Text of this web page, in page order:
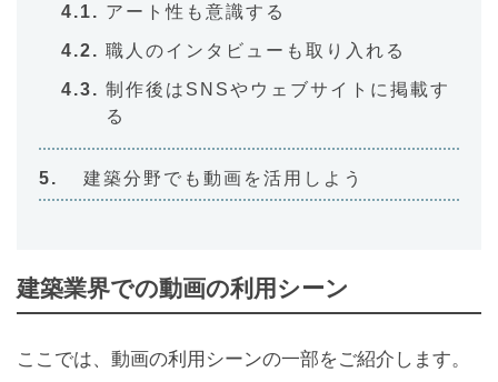
アート性も意識する
職人のインタビューも取り入れる
制作後はSNSやウェブサイトに掲載す
る
建築分野でも動画を活用しよう
建築業界での動画の利用シーン
ここでは、動画の利用シーンの一部をご紹介します。